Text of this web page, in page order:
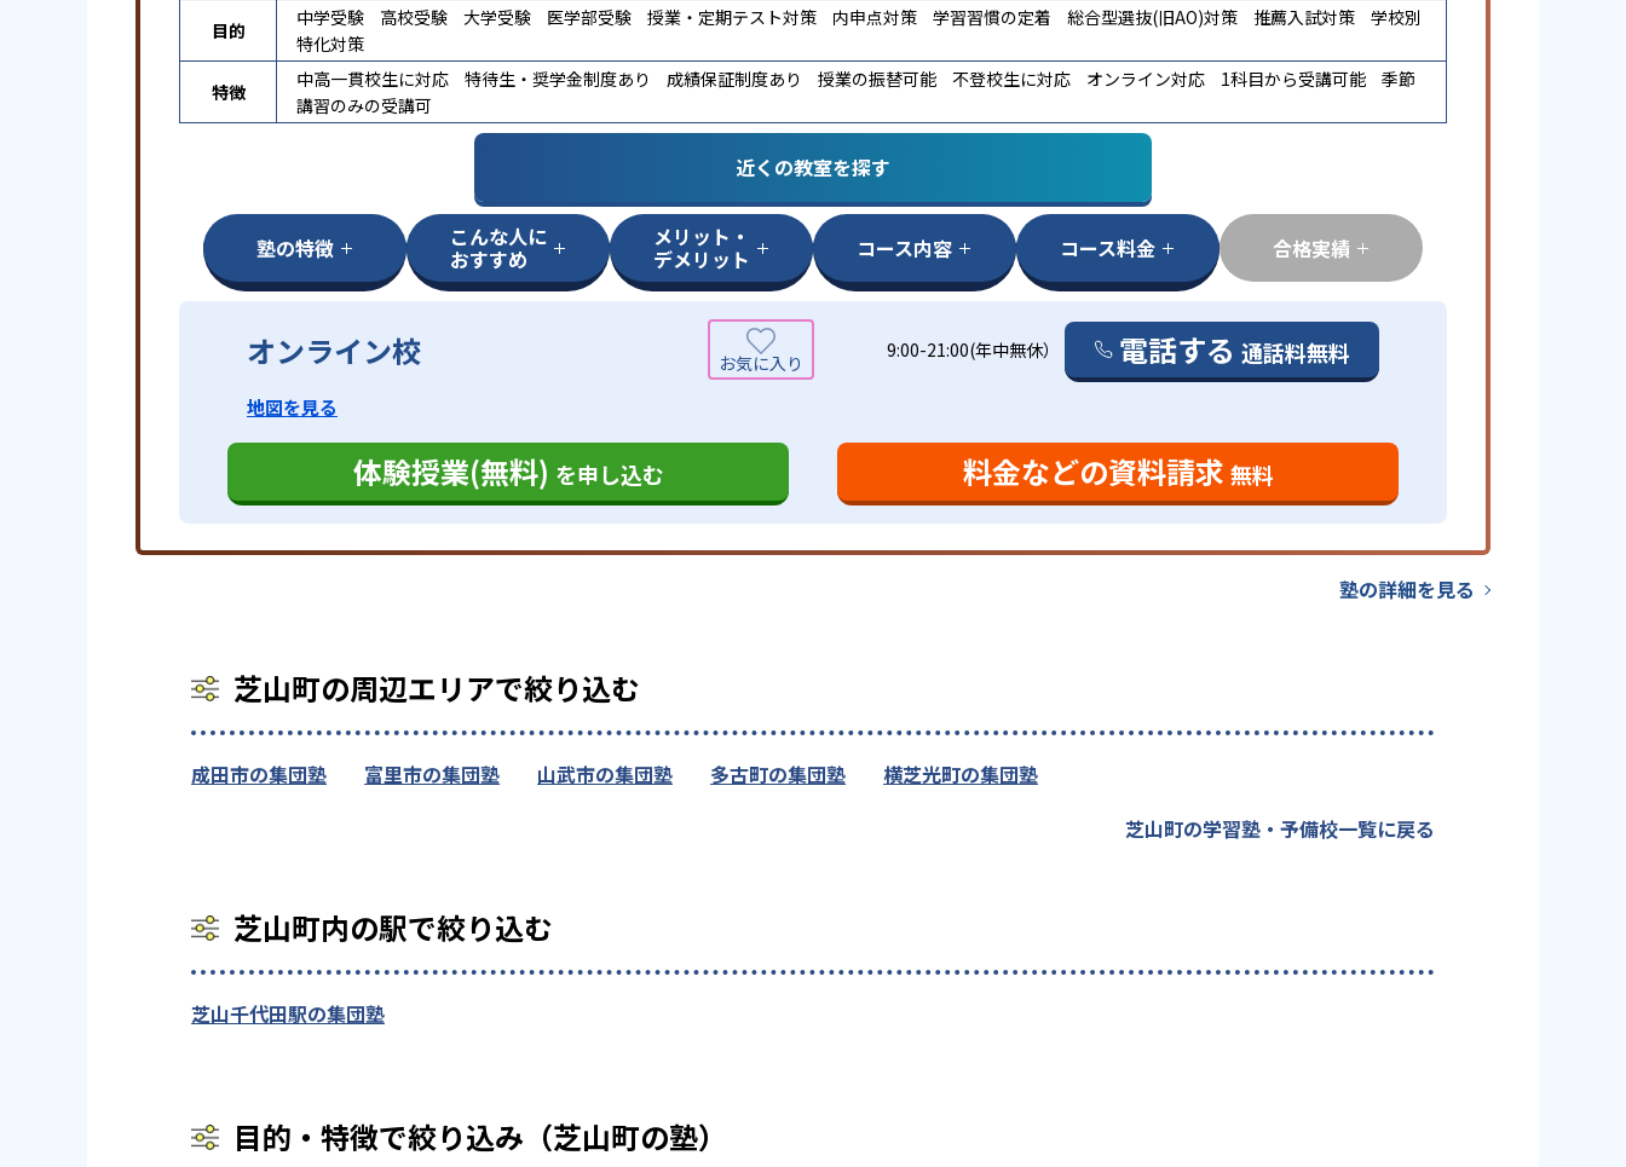
目的
中学受験 高校受験 大学受験 医学部受験 授業・定期テスト対策 内申点対策 学習習慣の定着 総合型選抜(旧AO)対策 推薦入試対策
学校別
特化対策
特徴
中高一貫校生に対応 特待生・奨学金制度あり 成績保証制度あり 授業の振替可能 不登校生に対応 オンライン対応 1科目から受講可能
季節
講習のみの受講可
近くの教室を探す
塾の特徴 こんな人に
おすすめ
メリット・
デメリット コース内容 コース料金 合格実績
オンライン校 9:00-21:00(年中無休） 電話する 通話料無料
地図を見る
体験授業(無料) を申し込む 料金などの資料請求 無料
塾の詳細を見る
芝山町の周辺エリアで絞り込む
成田市の集団塾 富里市の集団塾 山武市の集団塾 多古町の集団塾
横芝光町の集団塾
芝山町の学習塾・予備校一覧に戻る
芝山町内の駅で絞り込む
芝山千代田駅の集団塾
目的・特徴で絞り込み（芝山町の塾）